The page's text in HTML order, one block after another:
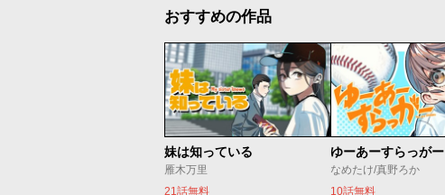
おすすめの作品
妹は知っている
雁木万里
21話無料
ゆーあーすらっがー
なめたけ/真野ろか
10話無料